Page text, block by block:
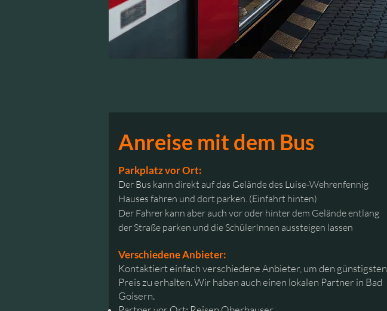
Anreise mit dem Bus
Parkplatz vor Ort:
Der Bus kann direkt auf das Gelände des Luise-Wehrenfennig
Hauses fahren und dort parken. (Einfahrt hinten)
Der Fahrer kann aber auch vor oder hinter dem Gelände entlang
der Straße parken und die SchülerInnen aussteigen lassen
Verschiedene Anbieter:
Kontaktiert einfach verschiedene Anbieter, um den günstigsten
Preis zu erhalten. Wir haben auch einen lokalen Partner in Bad
Goisern.